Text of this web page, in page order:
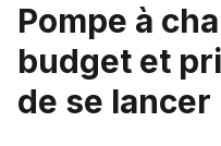
Pompe à
budget et
de se lancer